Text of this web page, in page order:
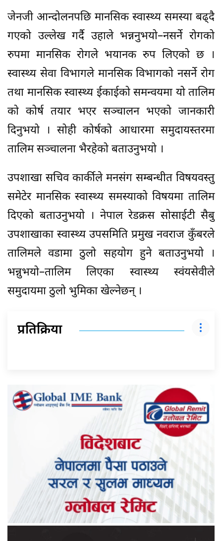
जेनजी आन्दोलनपछि मानसिक स्वास्थ्य समस्या बढ्दै
गएको उल्लेख गर्दै उहाले भन्ननुभयो–नसर्ने रोगको
रुपमा मानसिक रोगले भयानक रुप लिएको छ ।
स्वास्थ्य सेवा विभागले मानसिक विभागको नसर्ने रोग
तथा मानसिक स्वास्थ्य ईकाईको समन्वयमा यो तालिम
को कोर्ष तयार भएर सञ्चालन भएको जानकारी
दिनुभयो । सोही कोर्षको आधारमा समुदायस्तरमा
तालिम सञ्चालना भैरहेको बताउनुभयो ।
उपशाखा सचिव कार्कीले मनसंग सम्बन्धीत विषयवस्तु
समेटेर मानसिक स्वास्थ्य समस्याको विषयमा तालिम
दिएको बताउनुभयो । नेपाल रेडक्रस सोसाईटी सैबु
उपशाखाका स्वास्थ्य उपसमिति प्रमुख नवराज कुँबरले
तालिमले वडामा ठुलो सहयोग हुने बताउनुभयो ।
भन्नुभयो–तालिम लिएका स्वास्थ्य स्वंयसेवीले
समुदायमा ठुलो भुमिका खेल्नेछन् ।
प्रतिक्रिया